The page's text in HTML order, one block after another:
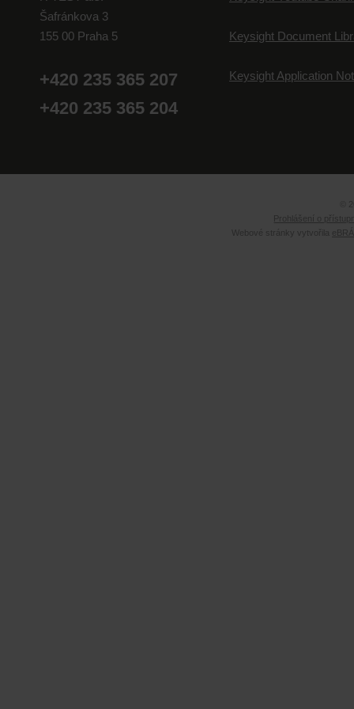
Šafránkova 3
155 00 Praha 5
+420 235 365 207
+420 235 365 204
Keysight Document
Keysight Application
Prohlášení o
Webové stránky vytvořila